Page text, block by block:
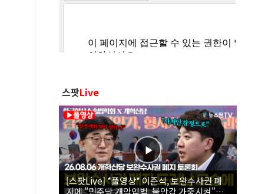
스팟Live
[스팟Live] *풀영상* 이준석, 보완수사권 폐
지에 "민주당 개악입법, 불안감 가중시켜"｜